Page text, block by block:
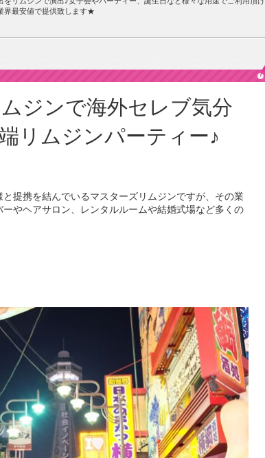
界最安値で提供致します★
ジンで海外セレブ気分
リムジンパーティー♪
提携を結んでいるマスターズリムジンですが、その業
やヘアサロン、レンタルルームや結婚式場など多くの